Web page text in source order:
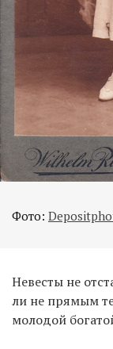
Фото:
Невесты не
ли не прямым
молодой